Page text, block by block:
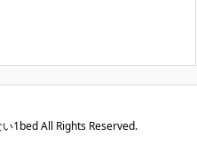
い1bedAll Rights Reserved.